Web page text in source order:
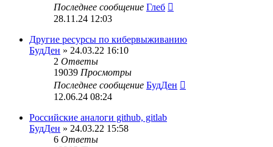
Последнее сообщение Глеб
28.11.24 12:03
Другие ресурсы по кибервыживанию
БудДен » 24.03.22 16:10
2 Ответы
19039 Просмотры
Последнее сообщение БудДен
12.06.24 08:24
Российские аналоги github, gitlab
БудДен » 24.03.22 15:58
6 Ответы